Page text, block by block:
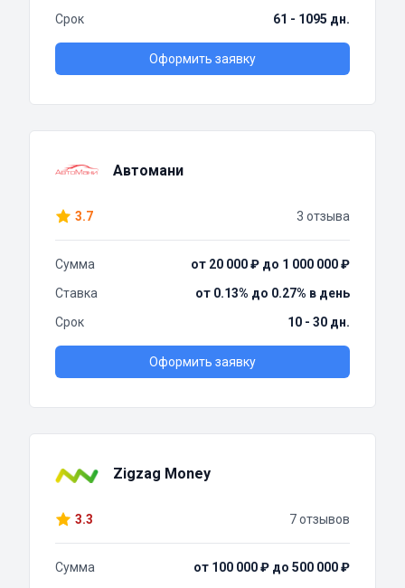
Срок
61 - 1095 дн.
Оформить заявку
Автомани
3.7 3 отзыва
Сумма
от 20 000 ₽ до 1 000 000 ₽
Ставка
от 0.13% до 0.27% в день
Срок
10 - 30 дн.
Оформить заявку
Zigzag Money
3.3 7 отзывов
Сумма
от 100 000 ₽ до 500 000 ₽